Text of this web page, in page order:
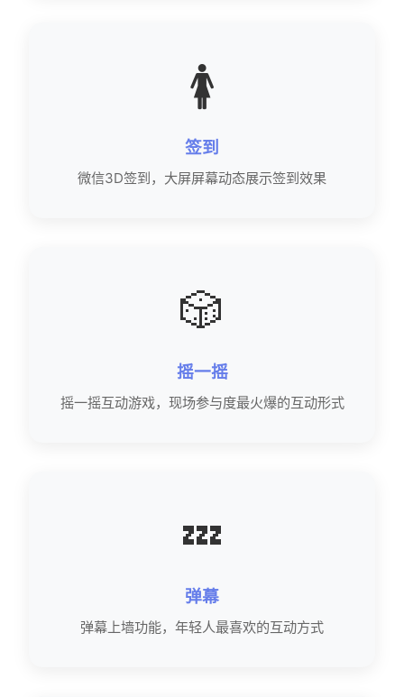
🚺
签到
微信3D签到，大屏屏幕动态展示签到效果
🎲
摇一摇
摇一摇互动游戏，现场参与度最火爆的互动形式
💤
弹幕
弹幕上墙功能，年轻人最喜欢的互动方式